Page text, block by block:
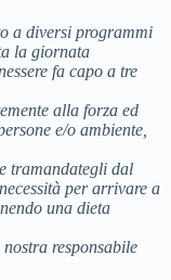
a diversi programmi
la giornata
fa capo a tre
alla forza ed
e/o ambiente,
tramandategli dal
per arrivare a
una dieta
responsabile